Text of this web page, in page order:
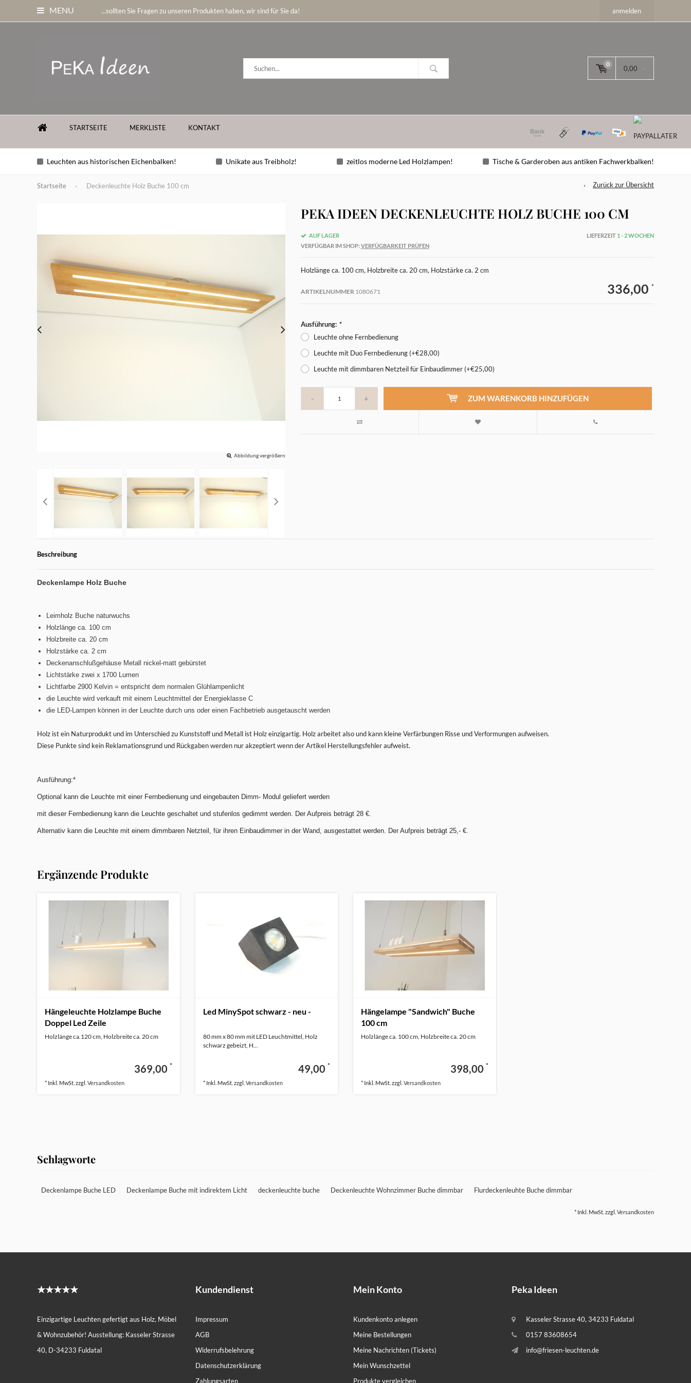
MENU ...sollten Sie Fragen zu unseren Produkten haben, wir sind für Sie da! anmelden
0
0,00
STARTSEITE MERKLISTE KONTAKT
Leuchten aus historischen Eichenbalken! Unikate aus Treibholz! zeitlos moderne Led Holzlampen! Tische & Garderoben aus antiken Fachwerkbalken!
Startseite Deckenleuchte Holz Buche 100 cm Zurück zur Übersicht
Abbildung vergrößern
PEKA IDEEN DECKENLEUCHTE HOLZ BUCHE 100 CM
AUF LAGER LIEFERZEIT 1 - 2 WOCHEN
VERFÜGBAR IM SHOP: VERFÜGBARKEIT PRÜFEN
Holzlänge ca. 100 cm, Holzbreite ca. 20 cm, Holzstärke ca. 2 cm
ARTIKELNUMMER 1080671 336,00 *
Ausführung: *
Leuchte ohne Fernbedienung
Leuchte mit Duo Fernbedienung (+€28,00)
Leuchte mit dimmbaren Netzteil für Einbaudimmer (+€25,00)
- + ZUM WARENKORB HINZUFÜGEN
Beschreibung
Deckenlampe Holz Buche
Leimholz Buche naturwuchs
Holzlänge ca. 100 cm
Holzbreite ca. 20 cm
Holzstärke ca. 2 cm
Deckenanschlußgehäuse Metall nickel-matt gebürstet
Lichtstärke zwei x 1700 Lumen
Lichtfarbe 2900 Kelvin = entspricht dem normalen Glühlampenlicht
die Leuchte wird verkauft mit einem Leuchtmittel der Energieklasse C
die LED-Lampen können in der Leuchte durch uns oder einen Fachbetrieb ausgetauscht werden
Holz ist ein Naturprodukt und im Unterschied zu Kunststoff und Metall ist Holz einzigartig. Holz arbeitet also und kann kleine Verfärbungen Risse und Verformungen aufweisen.
Diese Punkte sind kein Reklamationsgrund und Rückgaben werden nur akzeptiert wenn der Artikel Herstellungsfehler aufweist.
Ausführung:*
Optional kann die Leuchte mit einer Fernbedienung und eingebauten Dimm- Modul geliefert werden
mit dieser Fernbedienung kann die Leuchte geschaltet und stufenlos gedimmt werden. Der Aufpreis beträgt 28 €.
Alternativ kann die Leuchte mit einem dimmbaren Netzteil, für ihren Einbaudimmer in der Wand, ausgestattet werden. Der Aufpreis beträgt 25,- €.
Ergänzende Produkte
Hängeleuchte Holzlampe Buche
Doppel Led Zeile
Holzlänge ca.120 cm, Holzbreite ca. 20 cm
369,00 *
* Inkl. MwSt. zzgl. Versandkosten
Led MinySpot schwarz - neu -
80 mm x 80 mm mit LED Leuchtmittel, Holz
schwarz gebeizt, H...
49,00 *
* Inkl. MwSt. zzgl. Versandkosten
Hängelampe "Sandwich" Buche
100 cm
Holzlänge ca. 100 cm, Holzbreite ca. 20 cm
398,00 *
* Inkl. MwSt. zzgl. Versandkosten
Schlagworte
Deckenlampe Buche LED Deckenlampe Buche mit indirektem Licht deckenleuchte buche Deckenleuchte Wohnzimmer Buche dimmbar Flurdeckenleuhte Buche dimmbar
* Inkl. MwSt. zzgl. Versandkosten
★★★★★
Einzigartige Leuchten gefertigt aus Holz, Möbel
& Wohnzubehör! Ausstellung: Kasseler Strasse
40, D-34233 Fuldatal
Kundendienst
Impressum
AGB
Widerrufsbelehrung
Datenschutzerklärung
Zahlungsarten
Mein Konto
Kundenkonto anlegen
Meine Bestellungen
Meine Nachrichten (Tickets)
Mein Wunschzettel
Produkte vergleichen
Peka Ideen
Kasseler Strasse 40, 34233 Fuldatal
0157 83608654
info@friesen-leuchten.de